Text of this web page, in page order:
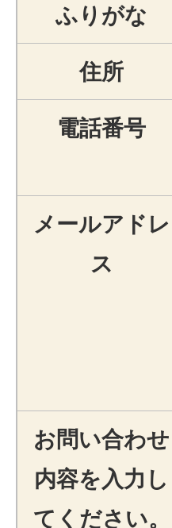
ふりがな
住所
電話番号
メールアドレ
ス
お問い合わせ
内容を入力し
てください。